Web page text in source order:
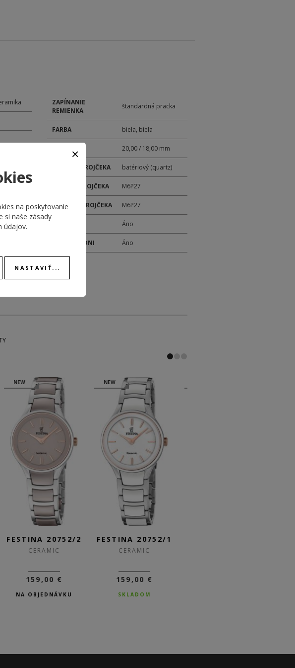
ZAPÍNANIE
REMIENKA
štandardná pracka
FARBA biela, biela
20,00 / 18,00 mm
POHON STROJČEKA batériový (quartz)
MODEL STROJČEKA M6P27
KALIBER STROJČEKA M6P27
Áno
DEŇ V TÝŽDNI Áno
NEW
FESTINA 20752/1
CERAMIC
159,00 €
SKLADOM
NEW
FESTINA 20751/7
CERAMIC
159,00 €
SKLADOM
na poskytovanie
si naše zásady
údajov.
NASTAVIŤ...